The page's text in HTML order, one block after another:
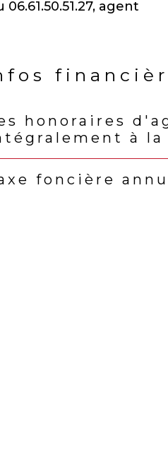
agent
Valeurs
honoraires
à la
foncière